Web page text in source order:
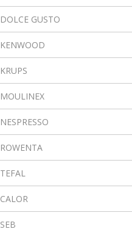
DOLCE GUSTO
KENWOOD
KRUPS
MOULINEX
NESPRESSO
ROWENTA
TEFAL
CALOR
SEB